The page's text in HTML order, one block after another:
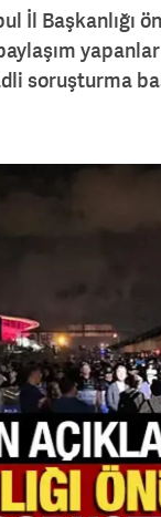
İl Başkanlığı
soruşturma